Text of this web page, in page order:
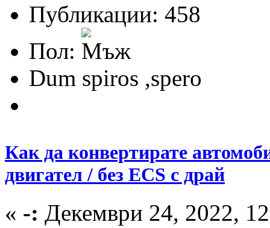
Публикации: 458
Пол:
Dum spiros ,spero
Как да конвертирате
двигател / без ECS с драй
« -: Декември 24, 2022,